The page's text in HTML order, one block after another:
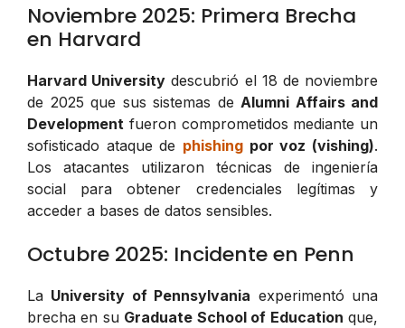
Noviembre 2025: Primera Brecha
en Harvard
Harvard University descubrió el 18 de noviembre
de 2025 que sus sistemas de Alumni Affairs and
Development fueron comprometidos mediante un
sofisticado ataque de phishing por voz (vishing).
Los atacantes utilizaron técnicas de ingeniería
social para obtener credenciales legítimas y
acceder a bases de datos sensibles.
Octubre 2025: Incidente en Penn
La University of Pennsylvania experimentó una
brecha en su Graduate School of Education que,